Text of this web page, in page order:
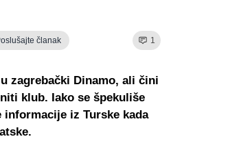
članak 1
zagrebački Dinamo, ali čini
klub. Iako se špekuliše
iz Turske kada